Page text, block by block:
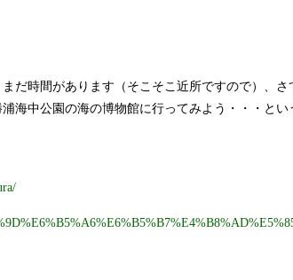
だ時間があります（そこそこ近所ですので）、さ
海中公園の海の博物館に行ってみよう・・・とい